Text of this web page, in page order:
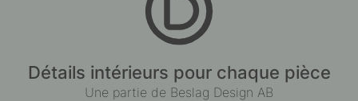
Détails intérieurs pour chaque pièce
Une partie de Beslag Design AB